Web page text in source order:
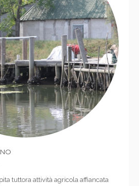
tuttora attività agricola affiancata